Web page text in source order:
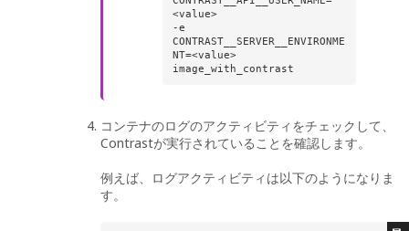
<value>
-e
CONTRAST__SERVER__ENVIRONME
NT=<value>
image_with_contrast
コンテナのログのアクティビティをチェックして、
Contrastが実行されていることを確認します。
例えば、ログアクティビティは以下のようになりま
す。